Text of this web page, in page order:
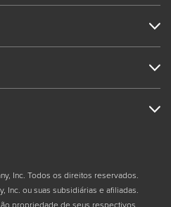
Inc. Todos os direitos reservados.
Inc. ou suas subsidiárias e afiliadas.